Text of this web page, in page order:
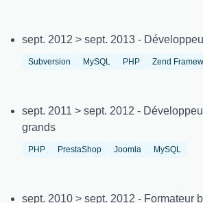
sept. 2012 > sept. 2013 -
Subversion MySQL PHP Zend
sept. 2011 > sept. 2012 -
grands
PHP PrestaShop Joomla MySQL
sept. 2010 > sept. 2012 - Formateur